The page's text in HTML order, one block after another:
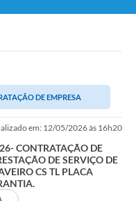
DE EMPRESA
em: 12/05/2026 às 16h20
CONTRATAÇÃO DE
DE SERVIÇO DE
CS TL PLACA